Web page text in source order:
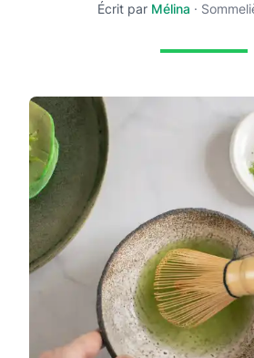
Écrit par Mélina ·